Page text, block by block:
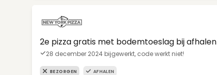
2e pizza gratis met bodemtoeslag bij afhalen
28 december 2024 bijgewerkt, code werkt niet!
BEZORGEN AFHALEN